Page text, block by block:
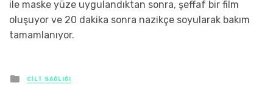
ile maske yüze uygulandıktan sonra, şeffaf bir film
oluşuyor ve 20 dakika sonra nazikçe soyularak bakım
tamamlanıyor.
yayınlanan
CİLT SAĞLIĞI